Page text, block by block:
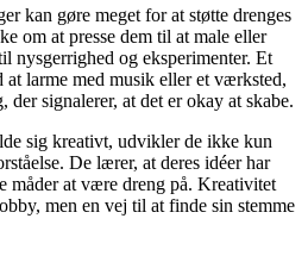
kan gøre meget for at støtte drenges
om at presse dem til at male eller
nysgerrighed og eksperimenter. Et
at larme med musik eller et værksted,
der signalerer, at det er okay at skabe.
sig kreativt, udvikler de ikke kun
De lærer, at deres idéer har
måder at være dreng på. Kreativitet
men en vej til at finde sin stemme